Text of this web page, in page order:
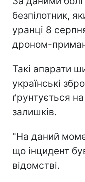
безпілотник,
уранці 8
дроном-
Такі апарати
українські
ґрунтується
залишків.
"На даний
що інцидент
відомстві.